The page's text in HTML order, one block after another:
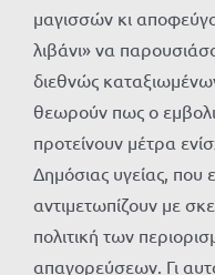
μαγισσών κι
λιβάνι» να
διεθνώς
θεωρούν πως ο
προτείνουν μέτρα
Δημόσιας υγείας, που
αντιμετωπίζουν με
πολιτική των
απαγορεύσεων. Γι